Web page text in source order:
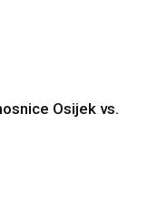
Osijek vs.